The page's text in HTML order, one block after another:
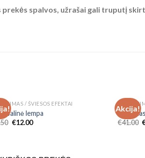
spalvos, užrašai gali truputį
NETURIME
/ ŠVIESOS EFEKTAI
žibalinė lempa
€12.00
Akcija!
3D
€41.00